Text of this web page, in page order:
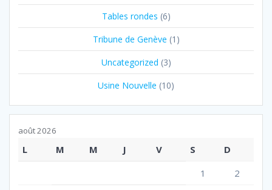
Tables rondes (6)
Tribune de Genève (1)
Uncategorized (3)
Usine Nouvelle (10)
août 2026
L M M J V S
D
1
2